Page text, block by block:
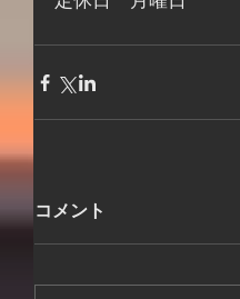
コメント